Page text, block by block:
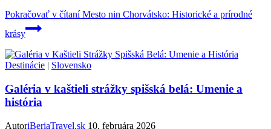
Pokračovať v čítaníMesto nin Chorvátsko: Historické a prírodné
krásy
Destinácie | Slovensko
Galéria v kaštieli strážky spišská belá: Umenie a
história
AutoriBeriaTravel.sk 10. februára 2026